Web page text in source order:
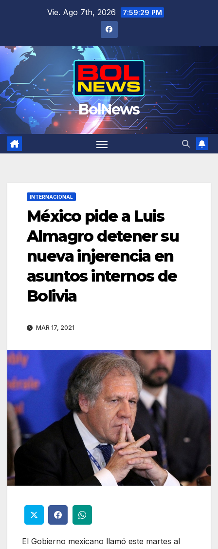
Vie. Ago 7th, 2026 7:59:29 PM
BolNews
INTERNACIONAL
México pide a Luis
Almagro detener su
nueva injerencia en
asuntos internos de
Bolivia
MAR 17, 2021
El Gobierno mexicano llamó este martes al